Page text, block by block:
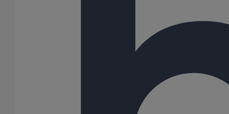
Joint HP Inox autobuté manchette nitrile DN400
sur Joint HP Inox autobuté manchette nitrile